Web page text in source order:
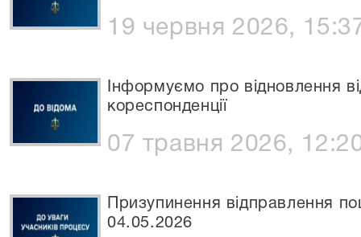
19 червня 2026,
Інформуємо про відновлення
кореспонденції
07 травня 2026,
Призупинення відправлення
04.05.2026